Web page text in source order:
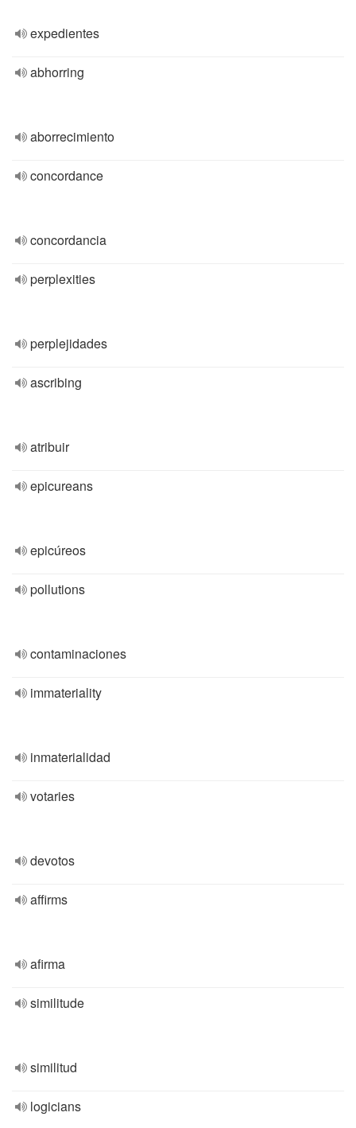
expedientes
abhorring
aborrecimiento
concordance
concordancia
perplexities
perplejidades
ascribing
atribuir
epicureans
epicúreos
pollutions
contaminaciones
immateriality
inmaterialidad
votaries
devotos
affirms
afirma
similitude
similitud
logicians